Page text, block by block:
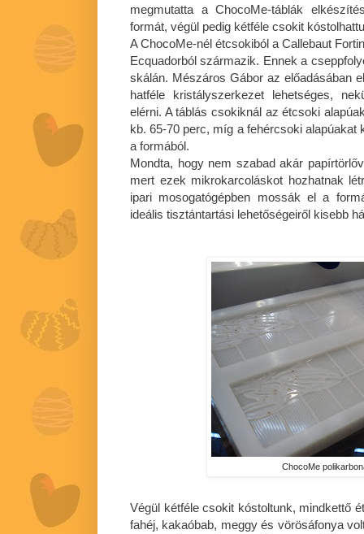
megmutatta a ChocoMe-táblák
formát, végül pedig kétféle csokit
A ChocoMe-nél étcsokiból a Callebaut
Ecquadorból származik. Ennek a
skálán. Mészáros Gábor az előadásában
hatféle kristályszerkezet lehetséges,
elérni. A táblás csokiknál az étcsoki
kb. 65-70 perc, míg a fehércsoki alapúakat
a formából.
Mondta, hogy nem szabad akár
mert ezek mikrokarcoláskot hozhatnak
ipari mosogatógépben mossák el a
ideális tisztántartási lehetőségeiről kisebb
ChocoMe
Végül kétféle csokit kóstoltunk, mindkettő
fahéj, kakaóbab, meggy és vörösáfonya